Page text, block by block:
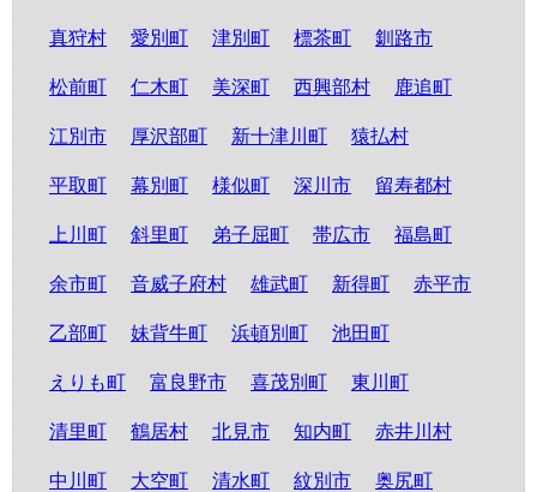
真狩村 愛別町 津別町 標茶町 釧路市
松前町 仁木町 美深町 西興部村 鹿追町
江別市 厚沢部町 新十津川町 猿払村
平取町 幕別町 様似町 深川市 留寿都村
上川町 斜里町 弟子屈町 帯広市 福島町
余市町 音威子府村 雄武町 新得町 赤平市
乙部町 妹背牛町 浜頓別町 池田町
えりも町 富良野市 喜茂別町 東川町
清里町 鶴居村 北見市 知内町 赤井川村
中川町 大空町 清水町 紋別市 奥尻町